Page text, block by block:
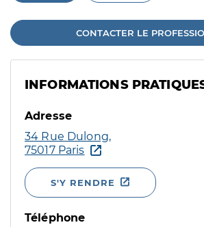
CONTACTER LE
INFORMATIONS
Adresse
34 Rue Dulong,
75017 Paris
S'Y RENDRE
Téléphone